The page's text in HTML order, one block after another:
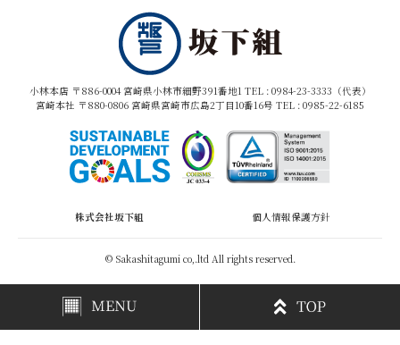
小林本店 〒886-0004 宮崎県小林市細野391番地1 TEL : 0984-23-3333（代表）
宮崎本社 〒880-0806 宮崎県宮崎市広島2丁目10番16号 TEL : 0985-22-6185
株式会社坂下組 個人情報保護方針
© Sakashitagumi co,.ltd All rights reserved.